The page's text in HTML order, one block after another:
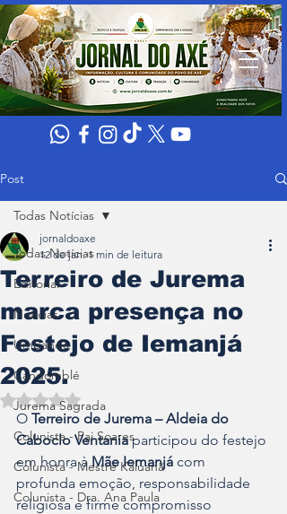
Post
Todas Notícias
Editorial
Noticias
Umbanda
Candomblé
Jurema Sagrada
Colunista - Pai Soares
Colunista - Mestre Kaluanã
Colunista - Dra. Ana Paula
Todas Notícias
Terreiro de Jurema
marca presença no
Festejo de Iemanjá
2025.
jornaldoaxe
12 de jan. 1 min de leitura
Avaliado com NaN de 5 estrelas.
O Terreiro de Jurema – Aldeia do
Caboclo Ventania participou do festejo
em honra à Mãe Iemanjá com
profunda emoção, responsabilidade
religiosa e firme compromisso